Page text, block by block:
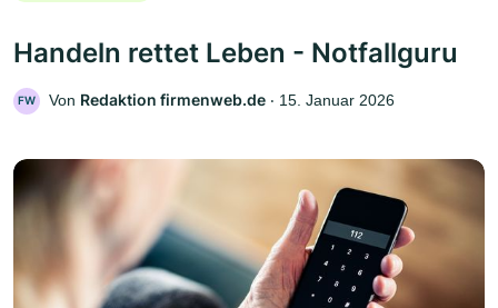
Handeln rettet Leben - Notfallguru
FW Von Redaktion firmenweb.de ‧ 15. Januar 2026